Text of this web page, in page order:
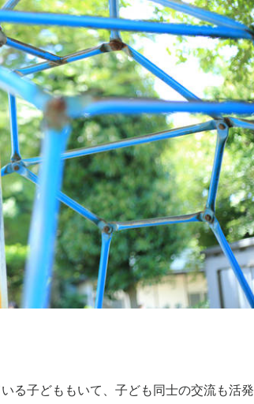
る子どももいて、子ども同士の交流も活発